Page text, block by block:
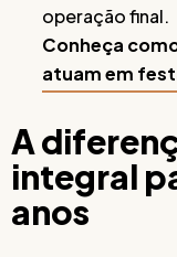
operação final.
Conheça
atuam em
A
integral
anos